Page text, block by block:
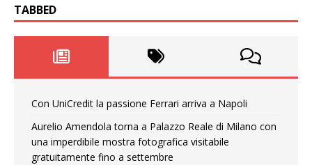
TABBED
Con UniCredit la passione Ferrari arriva a Napoli
Aurelio Amendola torna a Palazzo Reale di Milano con
una imperdibile mostra fotografica visitabile
gratuitamente fino a settembre